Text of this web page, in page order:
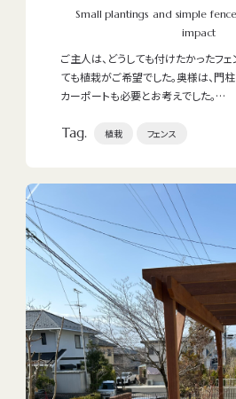
ABOUT
PRODUCTS
Small plantings and simple
impact
ご主人は、どうしても付けたかったフェ
ても植栽がご希望でした。奥様は、門柱
カーポートも必要とお考えでした。
そこで、門柱・フェンス・カーポート・
ランに仕上げました。
工事後にはお客様より「植栽を作って
なども入れたいと思い計画中です。」
きました。
Tag. 植栽 フェンス